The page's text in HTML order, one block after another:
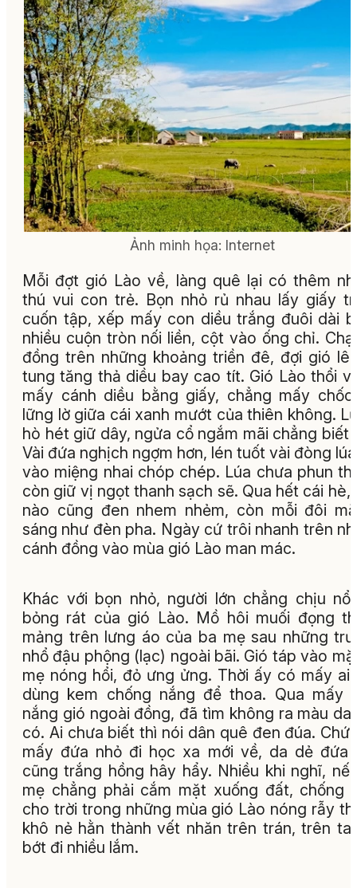
Ảnh minh họa: Internet
Mỗi đợt gió Lào về, làng quê lại có thêm
thú vui con trẻ. Bọn nhỏ rủ nhau lấy giấy
cuốn tập, xếp mấy con diều trắng đuôi dài
nhiều cuộn tròn nối liền, cột vào ống chỉ.
đồng trên những khoảng triền đê, đợi gió
tung tăng thả diều bay cao tít. Gió Lào thổi
mấy cánh diều bằng giấy, chẳng mấy
lững lờ giữa cái xanh mướt của thiên không.
hò hét giữ dây, ngửa cổ ngắm mãi chẳng biết
Vài đứa nghịch ngợm hơn, lén tuốt vài đòng
vào miệng nhai chóp chép. Lúa chưa phun
còn giữ vị ngọt thanh sạch sẽ. Qua hết cái hè,
nào cũng đen nhem nhẻm, còn mỗi đôi
sáng như đèn pha. Ngày cứ trôi nhanh trên
cánh đồng vào mùa gió Lào man mác.
Khác với bọn nhỏ, người lớn chẳng chịu
bỏng rát của gió Lào. Mồ hôi muối đọng
mảng trên lưng áo của ba mẹ sau những
nhổ đậu phộng (lạc) ngoài bãi. Gió táp vào
mẹ nóng hổi, đỏ ưng ửng. Thời ấy có mấy ai
dùng kem chống nắng để thoa. Qua mấy
nắng gió ngoài đồng, đã tìm không ra màu da
có. Ai chưa biết thì nói dân quê đen đúa. Chứ
mấy đứa nhỏ đi học xa mới về, da dẻ đứa
cũng trắng hồng hây hẩy. Nhiều khi nghĩ,
mẹ chẳng phải cắm mặt xuống đất, chống
cho trời trong những mùa gió Lào nóng rẫy
khô nẻ hằn thành vết nhăn trên trán, trên
bớt đi nhiều lắm.